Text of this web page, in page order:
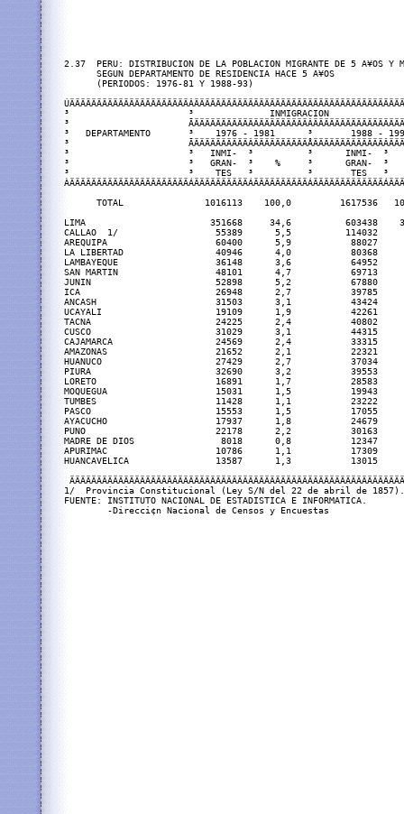
2.37  PERU: DISTRIBUCION DE LA POBLACION MIGRANTE DE 5 A¥OS Y
      SEGUN DEPARTAMENTO DE RESIDENCIA HACE 5 A¥OS
      (PERIODOS: 1976-81 Y 1988-93)
³                      ³              INMIGRACION
³
³   DEPARTAMENTO       ³    1976 - 1981      ³
³
³                      ³   INMI-  ³          ³      INMI-
³                      ³   GRAN-  ³    %     ³      GRAN-  ³   %
³                      ³    TES   ³          ³       TES
TOTAL               1016113    100,0         1617536
LIMA                       351668     34,6          603438
CALLAO  1/                  55389      5,5          114032
AREQUIPA                    60400      5,9           88027
LA LIBERTAD                 40946      4,0
LAMBAYEQUE                  36148      3,6
SAN MARTIN                  48101      4,7
JUNIN                       52898      5,2           67880
ICA                         26948      2,7           39785
ANCASH                      31503      3,1           43424
UCAYALI                     19109      1,9           42261
TACNA                       24225      2,4           40802
CUSCO                       31029      3,1           44315
CAJAMARCA                   24569      2,4
AMAZONAS                    21652      2,1
HUANUCO                     27429      2,7           37034
PIURA                       32690      3,2           39553
LORETO                      16891      1,7           28583
MOQUEGUA                    15031      1,5
TUMBES                      11428      1,1           23222
PASCO                       15553      1,5           17055
AYACUCHO                    17937      1,8
PUNO                        22178      2,2           30163
MADRE DE DIOS                8018      0,8
APURIMAC                    10786      1,1           17309
HUANCAVELICA                13587      1,3
1/  Provincia Constitucional (Ley S/N del 22 de abril de 1857).
FUENTE: INSTITUTO NACIONAL DE ESTADISTICA E INFORMATICA.